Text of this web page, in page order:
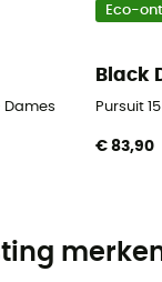
Dames
Eco-
Black
Pursuit
€ 83,90